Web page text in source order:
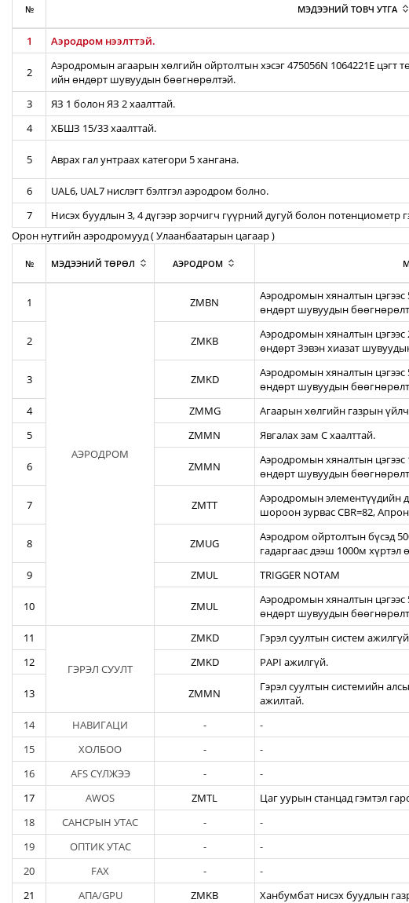
№ МЭДЭЭНИЙ ТОВЧ УТГА
1 Аэродром нээлттэй.
2
Аэродромын агаарын хөлгийн ойртолтын хэсэг 475056N 1064221E цэгт
ийн өндөрт шувуудын бөөгнөрөлтэй.
3 ЯЗ 1 болон ЯЗ 2 хаалттай.
4
ХБШЗ 15/33 хаалттай.
5 Аврах гал унтраах категори 5 хангана.
6 UAL6, UAL7 нислэгт бэлтгэл аэродром болно.
7
Нисэх буудлын 3, 4 дүгээр зорчигч гүүрний дугуй болон потенциометр
Орон нутгийн аэродромууд ( Улаанбаатарын цагаар )
№ МЭДЭЭНИЙ ТӨРӨЛ АЭРОДРОМ
1
АЭРОДРОМ
ZMBN
Аэродромын хяналтын
өндөрт шувуудын
2 ZMKB
Аэродромын хяналтын
өндөрт Зэвэн хиазат
3 ZMKD
Аэродромын хяналтын
өндөрт шувуудын
4 ZMMG Агаарын хөлгийн газрын
5
ZMMN Явгалах зам С хаалттай.
6 ZMMN
Аэродромын хяналтын
өндөрт шувуудын
7 ZMTT
Аэродромын элементүүдийн
шороон зурвас CBR=82,
8 ZMUG
Аэродром ойртолтын бүсэд
гадаргаас дээш 1000м
9 ZMUL TRIGGER NOTAM
10 ZMUL
Аэродромын хяналтын
өндөрт шувуудын
11
ГЭРЭЛ СУУЛТ
ZMKD Гэрэл суултын систем
12
ZMKD PAPI ажилгүй.
13 ZMMN
Гэрэл суултын системийн
ажилтай.
14 НАВИГАЦИ - -
15
ХОЛБОО - -
16
AFS СҮЛЖЭЭ - -
17
AWOS ZMTL Цаг уурын станцад гэмтэл
18
САНСРЫН УТАС - -
19
ОПТИК УТАС - -
20
FAX - -
21
АПА/GPU ZMKB Ханбумбат нисэх буудлын